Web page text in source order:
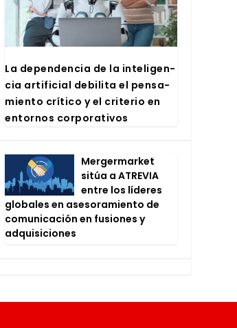
La depen­den­cia de la inte­li­gen­
cia arti­fi­cial debi­li­ta el pen­sa­
mien­to crí­ti­co y el cri­te­rio en
entor­nos cor­po­ra­ti­vos
Mer­ger­mar­ket
sitúa a ATRE­VIA
entre los líde­res
glo­ba­les en ase­so­ra­mien­to de
comu­ni­ca­ción en fusio­nes y
adqui­si­cio­nes